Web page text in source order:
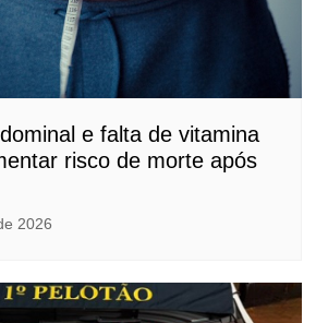
e falta de vitamina
risco de morte após
2026